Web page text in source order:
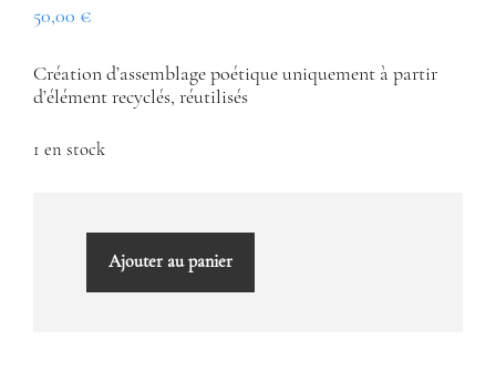
50,00 €
Création d’assemblage poétique uniquement à partir
d’élément recyclés, réutilisés
1 en stock
"Noël
Ajouter au panier